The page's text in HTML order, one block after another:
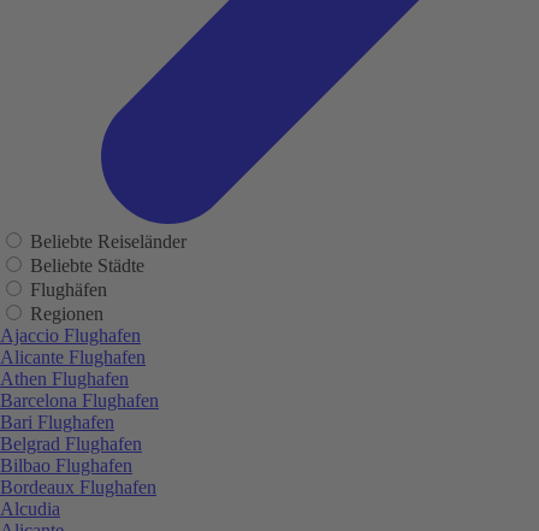
Beliebte Reiseländer
Beliebte Städte
Flughäfen
Regionen
Ajaccio Flughafen
Alicante Flughafen
Athen Flughafen
Barcelona Flughafen
Bari Flughafen
Belgrad Flughafen
Bilbao Flughafen
Bordeaux Flughafen
Alcudia